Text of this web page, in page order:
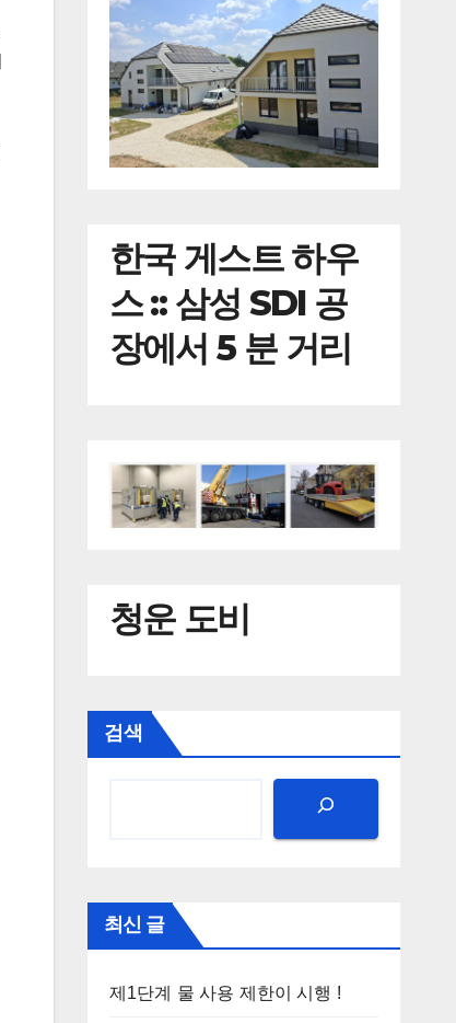
한국 게스트 하우
스 :: 삼성 SDI 공
장에서 5 분 거리
청운 도비
검색
최신 글
제1단계 물 사용 제한이 시행 !